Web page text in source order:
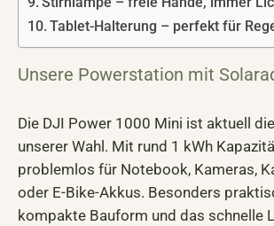
Tablet-Halterung – perfekt für
Unsere Powerstation mit
Die DJI Power 1000 Mini ist aktuell
unserer Wahl. Mit rund 1 kWh
problemlos für Notebook, Kameras,
oder E-Bike-Akkus. Besonders
kompakte Bauform und das schnelle